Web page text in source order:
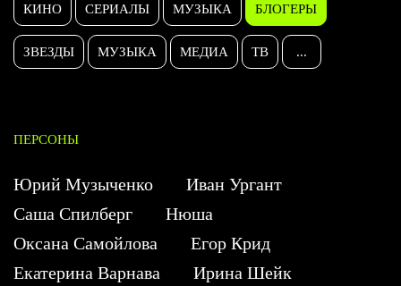
КИНО СЕРИАЛЫ МУЗЫКА БЛОГЕРЫ
ЗВЕЗДЫ МУЗЫКА МЕДИА ТВ ...
ПЕРСОНЫ
Юрий Музыченко
Иван Ургант
Саша Спилберг
Нюша
Оксана Самойлова
Егор Крид
Екатерина Варнава
Ирина Шейк